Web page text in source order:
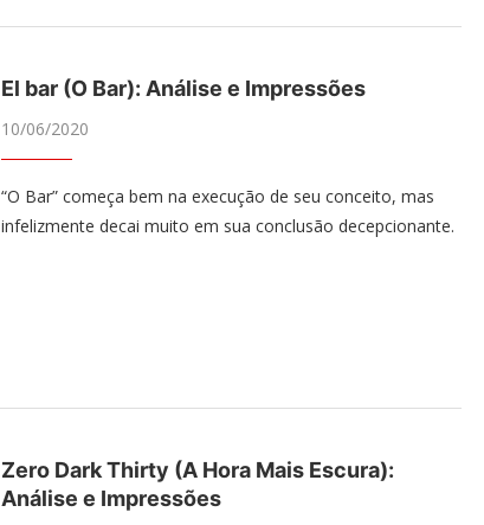
El bar (O Bar): Análise e Impressões
10/06/2020
“O Bar” começa bem na execução de seu conceito, mas
infelizmente decai muito em sua conclusão decepcionante.
Zero Dark Thirty (A Hora Mais Escura):
Análise e Impressões